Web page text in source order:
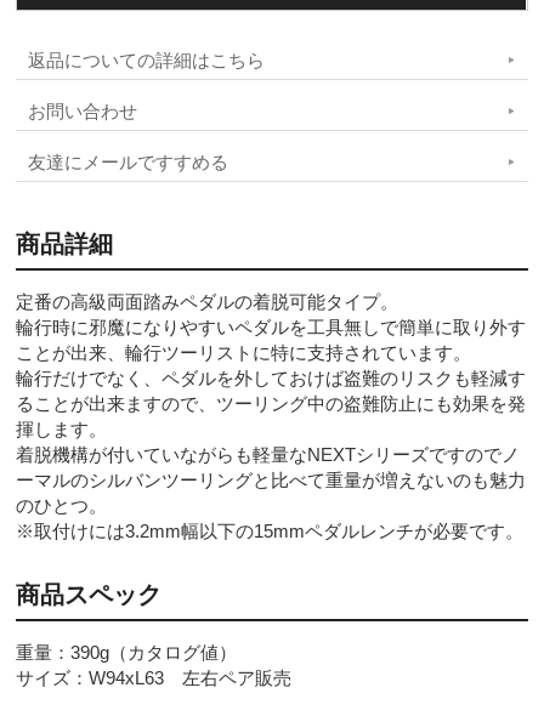
返品についての詳細はこちら
お問い合わせ
友達にメールですすめる
商品詳細
定番の高級両面踏みペダルの着脱可能タイプ。
輪行時に邪魔になりやすいペダルを工具無しで簡単に取り外す
ことが出来、輪行ツーリストに特に支持されています。
輪行だけでなく、ペダルを外しておけば盗難のリスクも軽減す
ることが出来ますので、ツーリング中の盗難防止にも効果を発
揮します。
着脱機構が付いていながらも軽量なNEXTシリーズですのでノ
ーマルのシルバンツーリングと比べて重量が増えないのも魅力
のひとつ。
※取付けには3.2mm幅以下の15mmペダルレンチが必要です。
商品スペック
重量：390g（カタログ値）
サイズ：W94xL63 左右ペア販売